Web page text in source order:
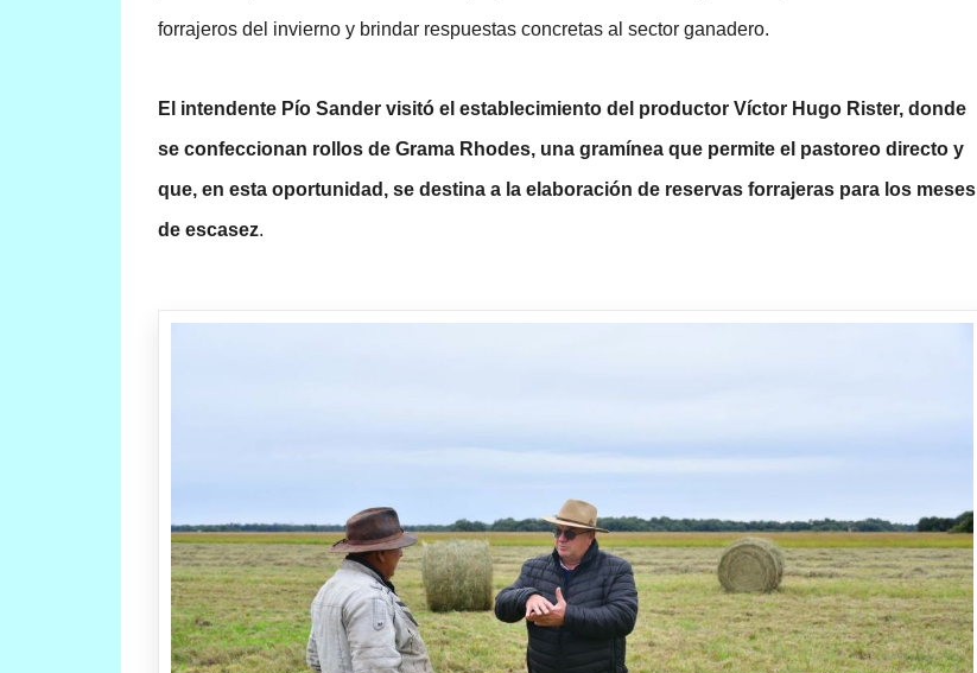
forrajeros del invierno y brindar respuestas concretas al sector ganadero.
El intendente Pío Sander visitó el establecimiento del productor Víctor Hugo Rister, donde
se confeccionan rollos de Grama Rhodes, una gramínea que permite el pastoreo directo y
que, en esta oportunidad, se destina a la elaboración de reservas forrajeras para los meses
de escasez.